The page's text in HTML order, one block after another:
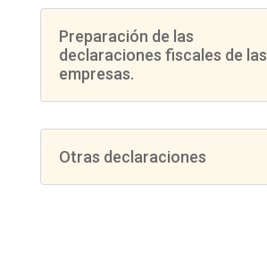
Preparación de las
declaraciones fiscales de las
empresas.
Otras declaraciones